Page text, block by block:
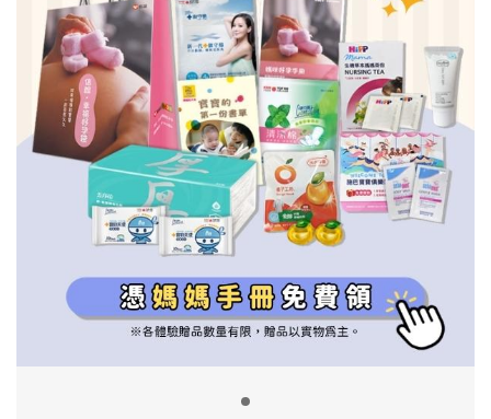
信誼基金會
2022信誼年度報告
2023信誼年度報告
2024信誼年度報告
附設幼兒園
小袋鼠幼師網